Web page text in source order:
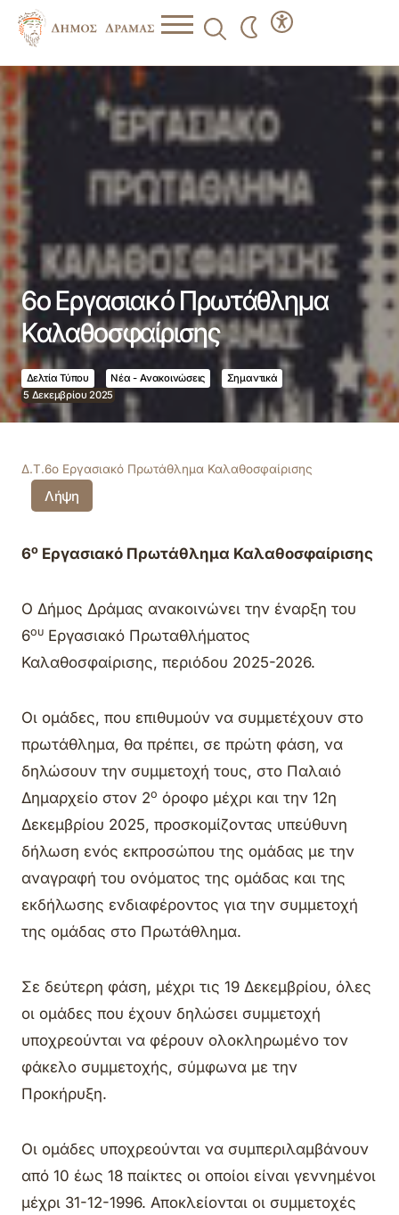
6ο Εργασιακό Πρωτάθλημα Καλαθοσφαίρισης
6ο Εργασιακό Πρωτάθλημα
Καλαθοσφαίρισης
Δελτία Τύπου Νέα - Ανακοινώσεις
Σημαντικά
5 Δεκεμβρίου 2025
Δ.Τ.6ο Εργασιακό Πρωτάθλημα Καλαθοσφαίρισης
Λήψη
6ο Εργασιακό Πρωτάθλημα Καλαθοσφαίρισης
Ο Δήμος Δράμας ανακοινώνει την έναρξη του
6ου Εργασιακό Πρωταθλήματος
Καλαθοσφαίρισης, περιόδου 2025-2026.
Οι ομάδες, που επιθυμούν να συμμετέχουν στο
πρωτάθλημα, θα πρέπει, σε πρώτη φάση, να
δηλώσουν την συμμετοχή τους, στο Παλαιό
Δημαρχείο στον 2ο όροφο μέχρι και την 12η
Δεκεμβρίου 2025, προσκομίζοντας υπεύθυνη
δήλωση ενός εκπροσώπου της ομάδας με την
αναγραφή του ονόματος της ομάδας και της
εκδήλωσης ενδιαφέροντος για την συμμετοχή
της ομάδας στο Πρωτάθλημα.
Σε δεύτερη φάση, μέχρι τις 19 Δεκεμβρίου, όλες
οι ομάδες που έχουν δηλώσει συμμετοχή
υποχρεούνται να φέρουν ολοκληρωμένο τον
φάκελο συμμετοχής, σύμφωνα με την
Προκήρυξη.
Οι ομάδες υποχρεούνται να συμπεριλαμβάνουν
από 10 έως 18 παίκτες οι οποίοι είναι γεννημένοι
μέχρι 31-12-1996. Αποκλείονται οι συμμετοχές